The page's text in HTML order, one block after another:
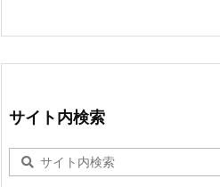
サイト内検索